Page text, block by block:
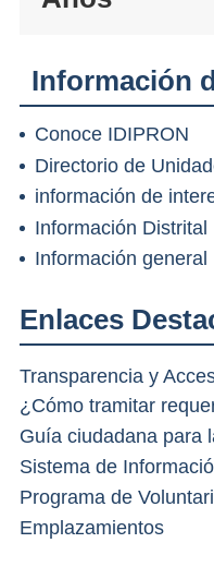
Información
Conoce IDIPRON
Directorio de
información de
Información Distrital
Información general
Enlaces
Transparencia y
¿Cómo tramitar
Guía ciudadana para
Sistema de
Programa de
Emplazamientos